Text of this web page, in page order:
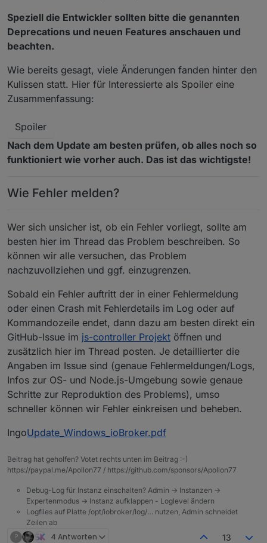
Speziell die Entwickler sollten bitte die genannten
Deprecations und neuen Features anschauen und
beachten.
Wie bereits gesagt, viele Änderungen fanden hinter den
Kulissen statt. Hier für Interessierte als Spoiler eine
Zusammenfassung:
Spoiler
Nach dem Update am besten prüfen, ob alles noch so
funktioniert wie vorher auch. Das ist das wichtigste!
Wie Fehler melden?
Wer sich unsicher ist, ob ein Fehler vorliegt, sollte am
besten hier im Thread das Problem beschreiben. So
können wir alle versuchen, das Problem
nachzuvollziehen und ggf. einzugrenzen.
Sobald ein Fehler auftritt der in einer Fehlermeldung
oder einen Crash mit Fehlerdetails im Log oder auf
Kommandozeile endet, dann dazu am besten direkt ein
GitHub-Issue im js-controller Projekt öffnen und
zusätzlich hier im Thread posten. Je detaillierter die
Angaben im Issue sind (genaue Fehlermeldungen/Logs,
Infos zur OS- und Node.js-Umgebung sowie genaue
Schritte zur Reproduktion des Problems), umso
schneller können wir Fehler einkreisen und beheben.
IngoUpdate_Windows_ioBroker.pdf
Beitrag hat geholfen? Votet rechts unten im Beitrag :-)
https://paypal.me/Apollon77 / https://github.com/sponsors/Apollon77
Debug-Log für Instanz einschalten? Admin -> Instanzen ->
Expertenmodus -> Instanz aufklappen - Loglevel ändern
Logfiles auf Platte /opt/iobroker/log/… nutzen, Admin schneidet
Zeilen ab
? 4 Antworten 13